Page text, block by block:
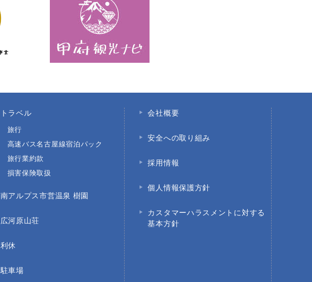
トラベル
旅行
高速バス名古屋線宿泊パック
旅行業約款
損害保険取扱
南アルプス市営温泉 樹園
広河原山荘
利休
駐車場
会社概要
安全への取り組み
採用情報
個人情報保護方針
カスタマーハラスメントに対する
基本方針